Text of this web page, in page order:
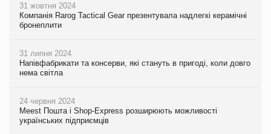
31 жовтня 2024
Компанія Rarog Tactical Gear презентувала надлегкі керамічні
бронеплити
31 липня 2024
Напівфабрикати та консерви, які стануть в пригоді, коли довго
нема світла
24 червня 2024
Meest Пошта і Shop-Express розширюють можливості
українських підприємців